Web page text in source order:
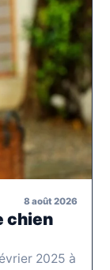
8 août 2026
chien
2025 à